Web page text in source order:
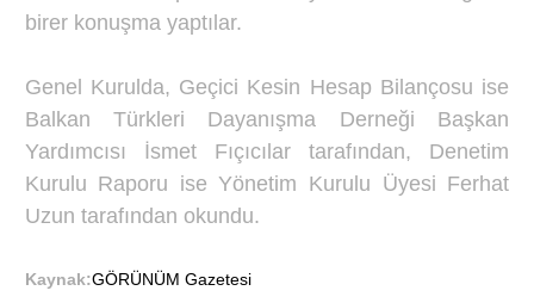
birer konuşma yaptılar.
Genel Kurulda, Geçici Kesin Hesap Bilançosu ise
Balkan Türkleri Dayanışma Derneği Başkan
Yardımcısı İsmet Fıçıcılar tarafından, Denetim
Kurulu Raporu ise Yönetim Kurulu Üyesi Ferhat
Uzun tarafından okundu.
Kaynak:GÖRÜNÜM Gazetesi